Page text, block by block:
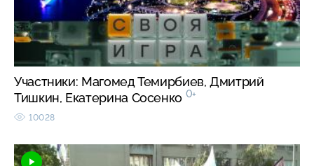
Участники: Магомед Темирбиев, Дмитрий
Тишкин, Екатерина Сосенко 0+
10028